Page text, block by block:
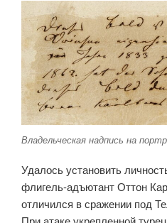
Владельческая надпись на
Удалось установить
флигель-адъютант Оттон
отличился в сражении под